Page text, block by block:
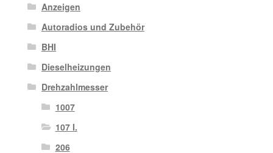
Anzeigen
Autoradios und Zubehör
BHI
Dieselheizungen
Drehzahlmesser
1007
107 I.
206